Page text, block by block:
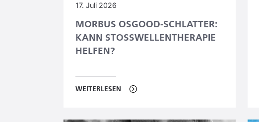
17. Juli 2026
MORBUS OSGOOD-SCHLATTER:
KANN STOSSWELLENTHERAPIE H
ELFEN?
WEITERLESEN